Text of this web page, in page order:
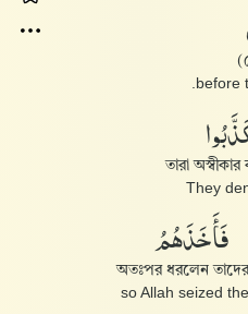
তারা
They
فَأَخَذَهُمُ
অতঃপর ধরলেন
so Allah seized